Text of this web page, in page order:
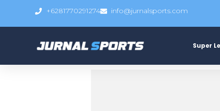
+6281770291274 info@jurnalsports.com
Super